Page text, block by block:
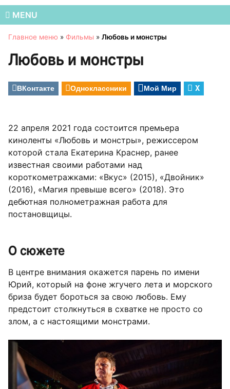
MENU
Главное меню » Фильмы » Любовь и монстры
Любовь и монстры
ВКонтакте Одноклассники Мой Мир X
22 апреля 2021 года состоится премьера
киноленты «Любовь и монстры», режиссером
которой стала Екатерина Краснер, ранее
известная своими работами над
короткометражками: «Вкус» (2015), «Двойник»
(2016), «Магия превыше всего» (2018). Это
дебютная полнометражная работа для
постановщицы.
О сюжете
В центре внимания окажется парень по имени
Юрий, который на фоне жгучего лета и морского
бриза будет бороться за свою любовь. Ему
предстоит столкнуться в схватке не просто со
злом, а с настоящими монстрами.